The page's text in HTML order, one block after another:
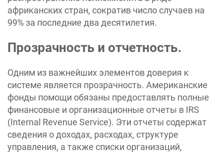
африканских стран, сократив число случаев на
99% за последние два десятилетия.
Прозрачность и отчетность.
Одним из важнейших элементов доверия к
системе является прозрачность. Американские
фонды помощи обязаны предоставлять полные
финансовые и организационные отчеты в IRS
(Internal Revenue Service). Эти отчеты содержат
сведения о доходах, расходах, структуре
управления, а также списки организаций,